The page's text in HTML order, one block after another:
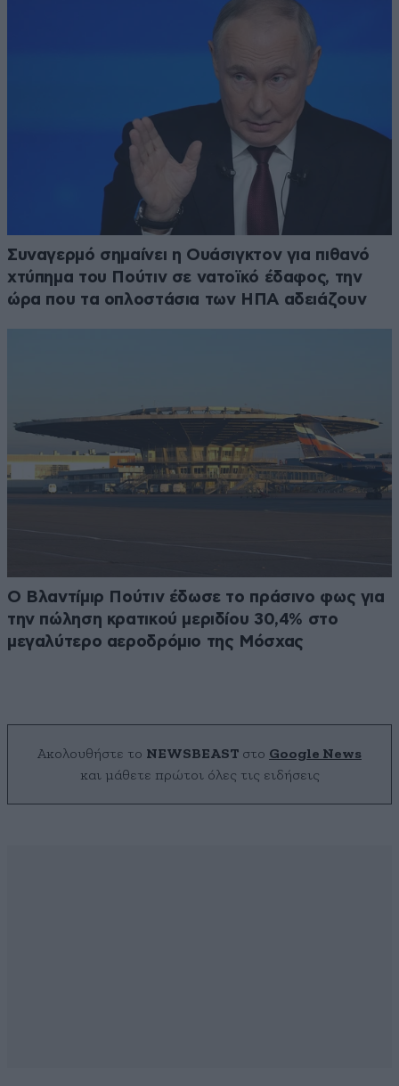
Συναγερμό σημαίνει η Ουάσιγκτον για πιθανό
χτύπημα του Πούτιν σε νατοϊκό έδαφος, την
ώρα που τα οπλοστάσια των ΗΠΑ αδειάζουν
Ο Βλαντίμιρ Πούτιν έδωσε το πράσινο φως για
την πώληση κρατικού μεριδίου 30,4% στο
μεγαλύτερο αεροδρόμιο της Μόσχας
Ακολουθήστε το NEWSBEAST στο Google News
και μάθετε πρώτοι όλες τις ειδήσεις